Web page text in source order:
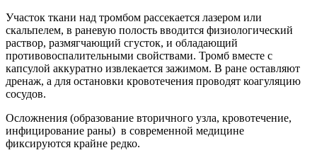
Участок ткани над тромбом рассекается лазером или
скальпелем, в раневую полость вводится физиологический
раствор, размягчающий сгусток, и обладающий
противовоспалительными свойствами. Тромб вместе с
капсулой аккуратно извлекается зажимом. В ране оставляют
дренаж, а для остановки кровотечения проводят коагуляцию
сосудов.
Осложнения (образование вторичного узла, кровотечение,
инфицирование раны) в современной медицине
фиксируются крайне редко.